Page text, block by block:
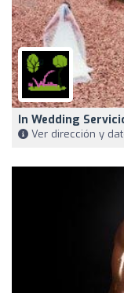
In Wedding
Ver dirección y